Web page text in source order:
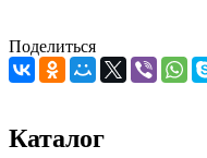
Поделиться
Каталог